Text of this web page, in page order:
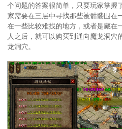
个问题的答案很简单，只要玩家掌握
家需要在三层中寻找那些被骷髅围在
在一些比较难找的地方，或者是藏在
人之后，就可以购买到通向魔龙洞穴
龙洞穴。